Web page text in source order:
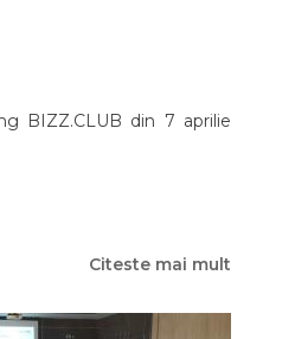
BIZZ.CLUB din 7 aprilie
Citeste mai mult